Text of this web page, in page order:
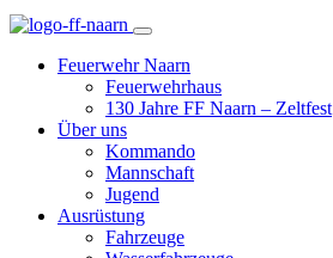
Feuerwehr Naarn
Feuerwehrhaus
130 Jahre FF Naarn – Zeltfest
Über uns
Kommando
Mannschaft
Jugend
Ausrüstung
Fahrzeuge